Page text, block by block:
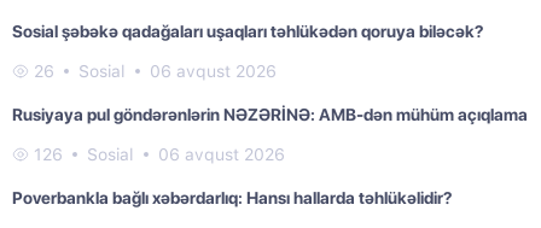
Sosial şəbəkə qadağaları uşaqları təhlükədən qoruya biləcək?
26 Sosial 06 avqust 2026
Rusiyaya pul göndərənlərin NƏZƏRİNƏ: AMB-dən mühüm açıqlama
126 Sosial 06 avqust 2026
Poverbankla bağlı xəbərdarlıq: Hansı hallarda təhlükəlidir?